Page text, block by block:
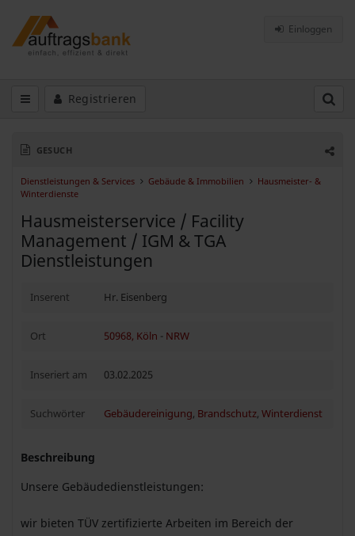
Einloggen
Registrieren
GESUCH
Dienstleistungen & Services Gebäude & Immobilien
Hausmeister- &
Winterdienste
Hausmeisterservice / Facility
Management / IGM & TGA
Dienstleistungen
Inserent Hr. Eisenberg
Ort 50968, Köln - NRW
Inseriert am 03.02.2025
Suchwörter Gebäudereinigung, Brandschutz, Winterdienst
Beschreibung
Unsere Gebäudedienstleistungen:
wir bieten TÜV zertifizierte Arbeiten im Bereich der